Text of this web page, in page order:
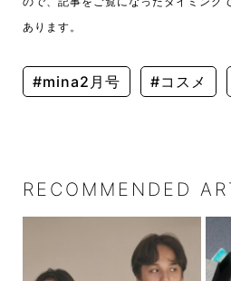
あります。
#mina2月号 #コスメ
RECOMMENDED